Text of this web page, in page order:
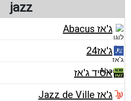
jazz
ג'אז Abacus
ג'אז24
אסיד ג'אז
ג'אז Jazz de Ville